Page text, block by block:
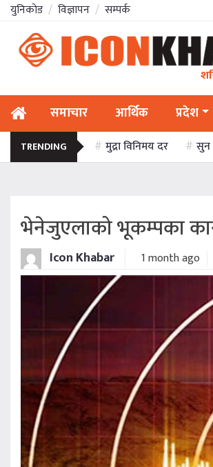
युनिकाेड विज्ञापन सम्पर्क
समाचार आर्थिक प्रदेश
TRENDING मुद्रा विनिमय दर सुन
भेनेजुएलाको भूकम्पका
Icon Khabar 1 month ago